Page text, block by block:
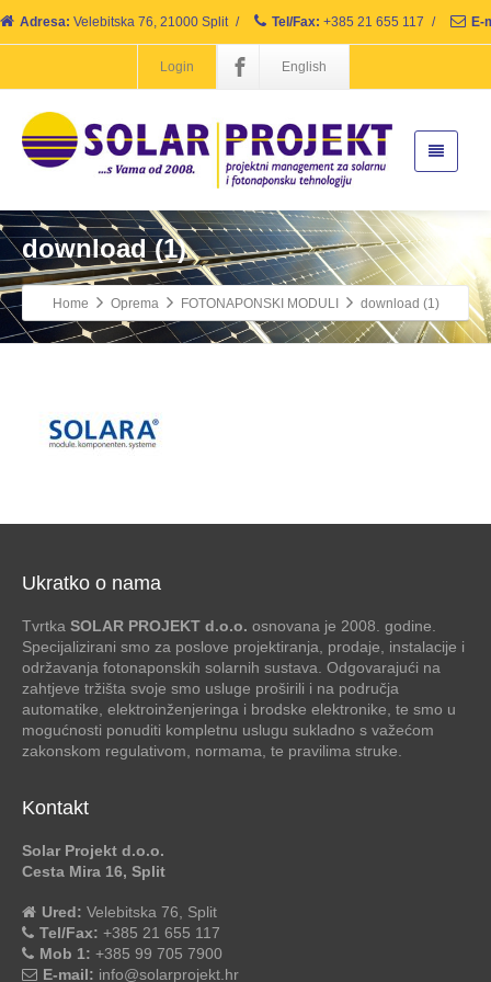
Adresa: Velebitska 76, 21000 Split / Tel/Fax: +385 21 655 117 / E-
Login English
download (1)
Home Oprema FOTONAPONSKI MODULI download (1)
Ukratko o nama
Tvrtka SOLAR PROJEKT d.o.o. osnovana je 2008. godine.
Specijalizirani smo za poslove projektiranja, prodaje, instalacije i
održavanja fotonaponskih solarnih sustava. Odgovarajući na
zahtjeve tržišta svoje smo usluge proširili i na područja
automatike, elektroinženjeringa i brodske elektronike, te smo u
mogućnosti ponuditi kompletnu uslugu sukladno s važećom
zakonskom regulativom, normama, te pravilima struke.
Kontakt
Solar Projekt d.o.o.
Cesta Mira 16, Split
Ured: Velebitska 76, Split
Tel/Fax: +385 21 655 117
Mob 1: +385 99 705 7900
E-mail: info@solarprojekt.hr